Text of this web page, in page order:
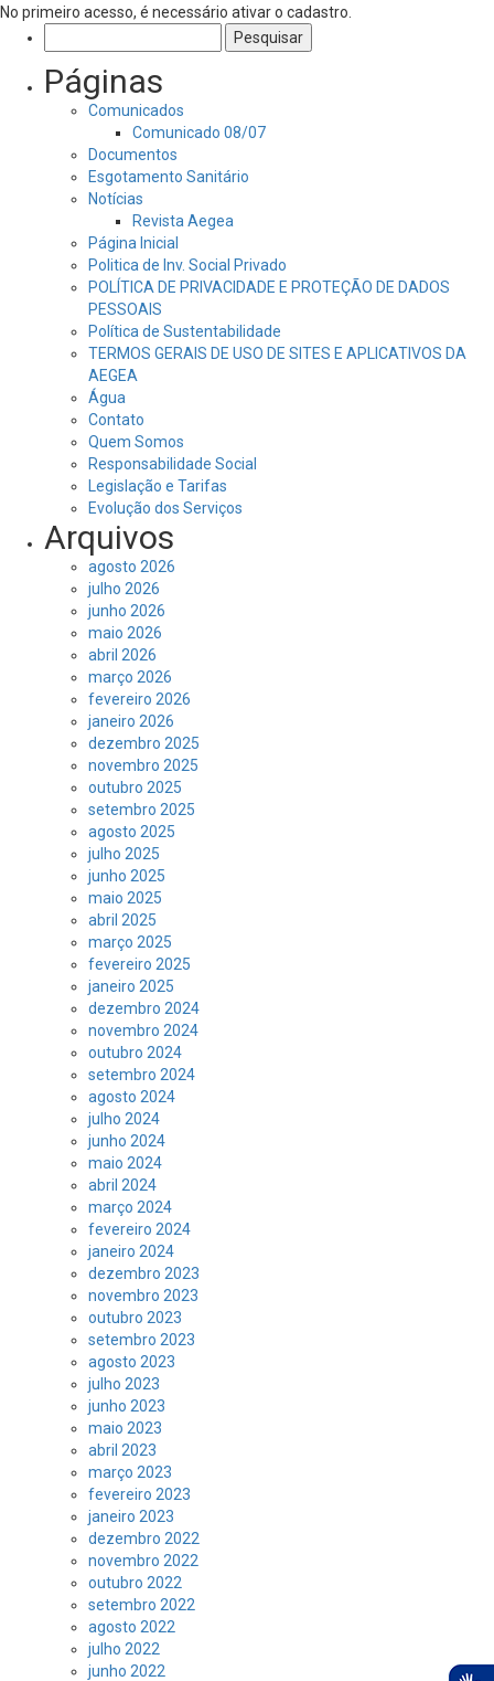
No primeiro acesso, é necessário ativar o cadastro.
por:
Páginas
Comunicados
Comunicado 08/07
Documentos
Esgotamento Sanitário
Notícias
Revista Aegea
Página Inicial
Politica de Inv. Social Privado
POLÍTICA DE PRIVACIDADE E PROTEÇÃO DE DADOS
PESSOAIS
Política de Sustentabilidade
TERMOS GERAIS DE USO DE SITES E APLICATIVOS DA
AEGEA
Água
Contato
Quem Somos
Responsabilidade Social
Legislação e Tarifas
Evolução dos Serviços
Arquivos
agosto 2026
julho 2026
junho 2026
maio 2026
abril 2026
março 2026
fevereiro 2026
janeiro 2026
dezembro 2025
novembro 2025
outubro 2025
setembro 2025
agosto 2025
julho 2025
junho 2025
maio 2025
abril 2025
março 2025
fevereiro 2025
janeiro 2025
dezembro 2024
novembro 2024
outubro 2024
setembro 2024
agosto 2024
julho 2024
junho 2024
maio 2024
abril 2024
março 2024
fevereiro 2024
janeiro 2024
dezembro 2023
novembro 2023
outubro 2023
setembro 2023
agosto 2023
julho 2023
junho 2023
maio 2023
abril 2023
março 2023
fevereiro 2023
janeiro 2023
dezembro 2022
novembro 2022
outubro 2022
setembro 2022
agosto 2022
julho 2022
junho 2022